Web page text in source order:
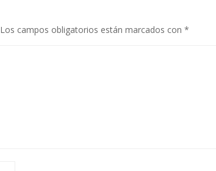
Los campos obligatorios están marcados con*